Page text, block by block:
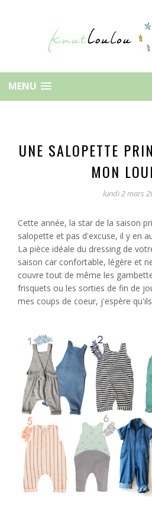
MENU
UNE SALOPETTE
MON
lundi 2 mars
Cette année, la star de la saison
salopette et pas d'excuse, il y en
La pièce idéale du dressing de
saison car confortable, légère et
couvre tout de même les
frisquets ou les sorties de fin de
mes coups de coeur, j'espère